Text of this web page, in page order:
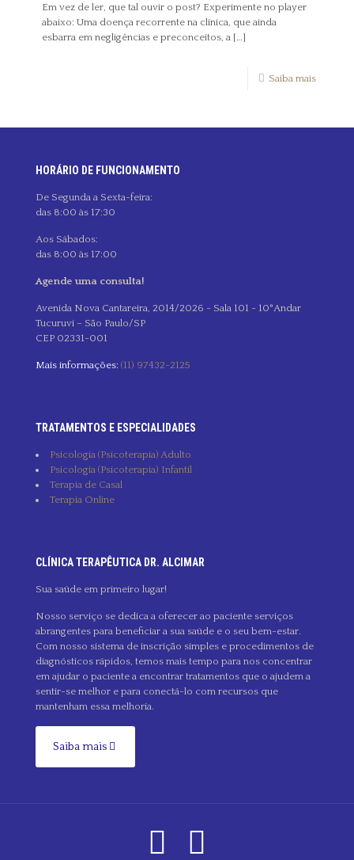
Em vez de ler, que tal ouvir o post? Experimente no player
abaixo: Uma doença recorrente na clínica, que ainda
esbarra em negligências e preconceitos, a […]
Saiba mais
HORÁRIO DE FUNCIONAMENTO
De Segunda a Sexta-feira:
das 8:00 às 17:30
Aos Sábados:
das 8:00 às 17:00
Agende uma consulta!
Avenida Nova Cantareira, 2014/2026 - Sala 101 - 10°Andar
Tucuruvi – São Paulo/SP
CEP 02331-001
Mais informações: (11) 97432-2125
TRATAMENTOS E ESPECIALIDADES
Psicologia (Psicoterapia) Adulto
Psicologia (Psicoterapia) Infantil
Terapia de Casal
Terapia Online
CLÍNICA TERAPÊUTICA DR. ALCIMAR
Sua saúde em primeiro lugar!
Nosso serviço se dedica a oferecer ao paciente serviços
abrangentes para beneficiar a sua saúde e o seu bem-estar.
Com nosso sistema de inscrição simples e procedimentos de
diagnósticos rápidos, temos mais tempo para nos concentrar
em ajudar o paciente a encontrar tratamentos que o ajudem a
sentir-se melhor e para conectá-lo com recursos que
mantenham essa melhoria.
Saiba mais